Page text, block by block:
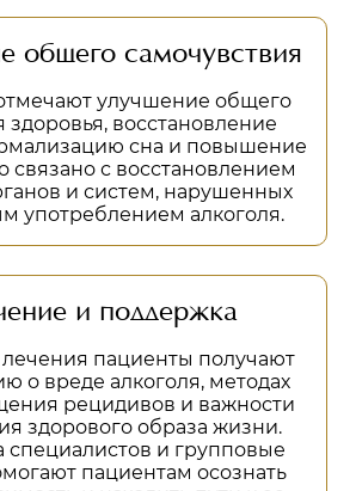
общего самочувствия
улучшение общего
здоровья, восстановление
сна и повышение
связано с восстановлением
и систем, нарушенных
употреблением алкоголя.
и поддержка
пациенты получают
о вреде алкоголя, методах
рецидивов и важности
здорового образа жизни.
специалистов и групповые
пациентам осознать